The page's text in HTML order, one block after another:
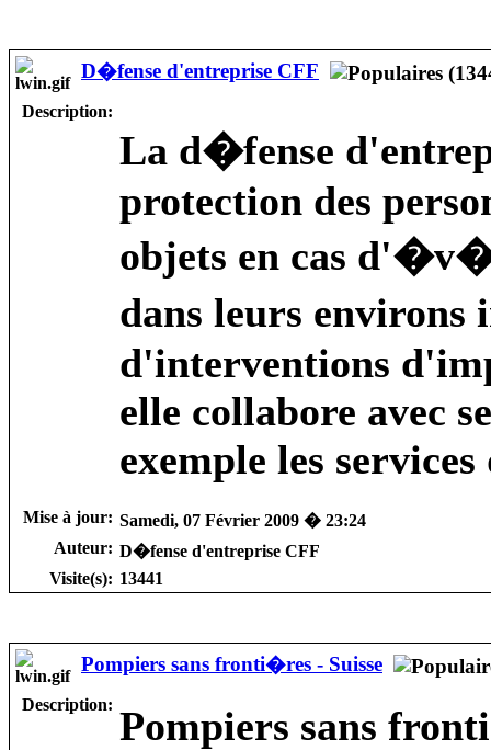
D�fense d'entreprise CFF
Description:
La d�fense
protection des
objets en cas
dans leurs
d'interventions
elle collabore avec
exemple les
Mise à jour: Samedi, 07 Février 2009 � 23:24
Auteur: D�fense d'entreprise CFF
Visite(s): 13441
Pompiers sans fronti�res - Suisse
Description: Pompiers sans